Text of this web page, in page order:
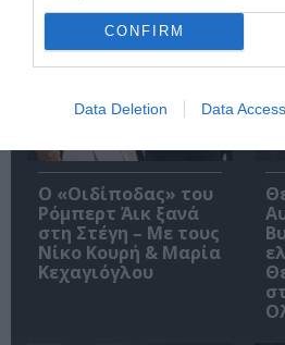
CONFIRM
Data Deletion Data Access
Δημοφιλή
O «Οιδίποδας» του
Ρόμπερτ Άικ ξανά
στη Στέγη – Με τους
Νίκο Κουρή & Μαρία
Κεχαγιόγλου